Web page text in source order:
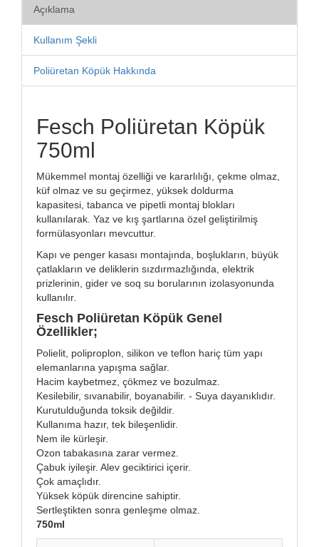
Açıklama
Kullanım Şekli
Poliüretan Köpük Hakkında
Fesch Poliüretan Köpük
750ml
Mükemmel montaj özelliği ve kararlılığı, çekme olmaz,
küf olmaz ve su geçirmez, yüksek doldurma
kapasitesi, tabanca ve pipetli montaj blokları
kullanılarak. Yaz ve kış şartlarına özel geliştirilmiş
formülasyonları mevcuttur.
Kapı ve penger kasası montajında, boşlukların, büyük
çatlakların ve deliklerin sızdırmazlığında, elektrik
prizlerinin, gider ve soq su borularının izolasyonunda
kullanılır.
Fesch Poliüretan Köpük Genel
Özellikler;
Polielit, poliproplon, silikon ve teflon hariç tüm yapı
elemanlarına yapışma sağlar.
Hacim kaybetmez, çökmez ve bozulmaz.
Kesilebilir, sıvanabilir, boyanabilir. - Suya dayanıklıdır.
Kurutulduğunda toksik değildir.
Kullanıma hazır, tek bileşenlidir.
Nem ile kürleşir.
Ozon tabakasına zarar vermez.
Çabuk iyileşir. Alev geciktirici içerir.
Çok amaçlıdır.
Yüksek köpük direncine sahiptir.
Sertleştikten sonra genleşme olmaz.
750ml